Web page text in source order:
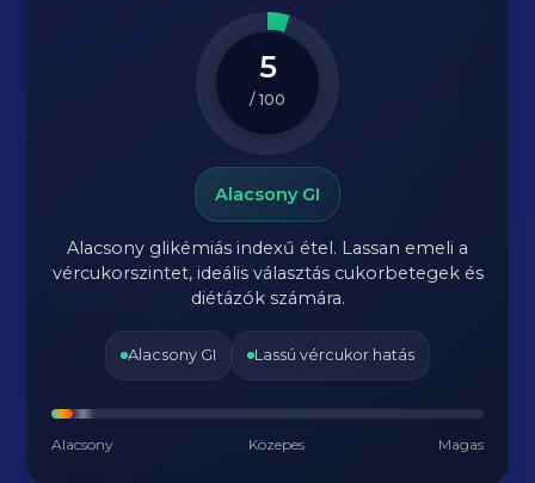
5
/ 100
Alacsony GI
Alacsony glikémiás indexű étel. Lassan emeli a
vércukorszintet, ideális választás cukorbetegek és
diétázók számára.
Alacsony GI Lassú vércukor hatás
Alacsony Közepes Magas